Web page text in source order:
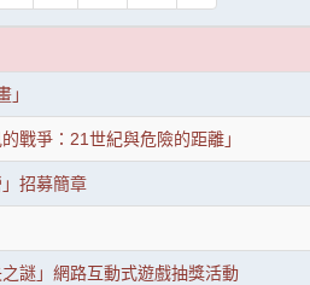
」
戰爭：21世紀與危險的距離」
招募簡章
謎」網路互動式遊戲抽獎活動